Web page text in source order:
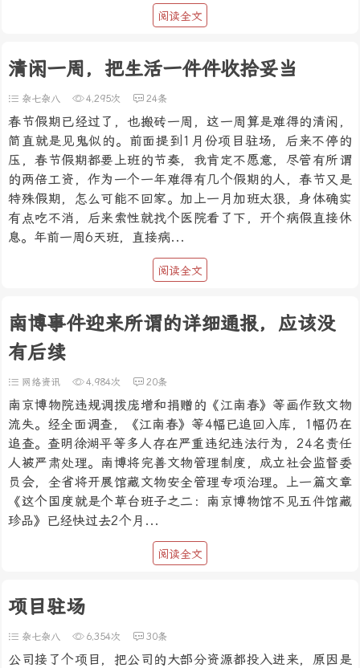
阅读全文
清闲一周，把生活一件件收拾妥当
杂七杂八 4,295次 24条
春节假期已经过了，也搬砖一周，这一周算是难得的清闲，
简直就是见鬼似的。前面提到1月份项目驻场，后来不停的
压，春节假期都要上班的节奏，我肯定不愿意，尽管有所谓
的两倍工资，作为一个一年难得有几个假期的人，春节又是
特殊假期，怎么可能不回家。加上一月加班太狠，身体确实
有点吃不消，后来索性就找个医院看了下，开个病假直接休
息。年前一周6天班，直接病...
阅读全文
南博事件迎来所谓的详细通报，应该没
有后续
网络资讯 4,984次 20条
南京博物院违规调拨庞增和捐赠的《江南春》等画作致文物
流失。经全面调查，《江南春》等4幅已追回入库，1幅仍在
追查。查明徐湖平等多人存在严重违纪违法行为，24名责任
人被严肃处理。南博将完善文物管理制度，成立社会监督委
员会，全省将开展馆藏文物安全管理专项治理。上一篇文章
《这个国度就是个草台班子之二：南京博物馆不见五件馆藏
珍品》已经快过去2个月...
阅读全文
项目驻场
杂七杂八 6,354次 30条
公司接了个项目，把公司的大部分资源都投入进来，原因是